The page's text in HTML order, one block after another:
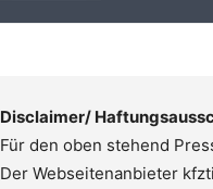
Disclaimer/
Für den oben stehend
Der Webseitenanbieter